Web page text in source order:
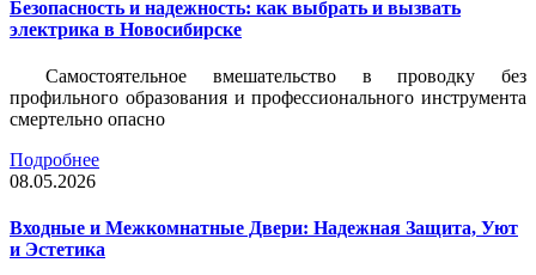
Безопасность и надежность: как выбрать и вызвать
электрика в Новосибирске
Самостоятельное вмешательство в проводку без
профильного образования и профессионального инструмента
смертельно опасно
Подробнее
08.05.2026
Входные и Межкомнатные Двери: Надежная Защита, Уют
и Эстетика